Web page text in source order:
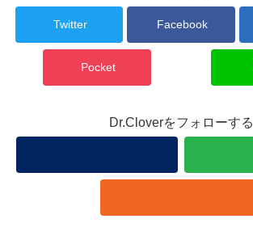
Twitter Facebook
Pocket
Dr.Cloverをフォローする